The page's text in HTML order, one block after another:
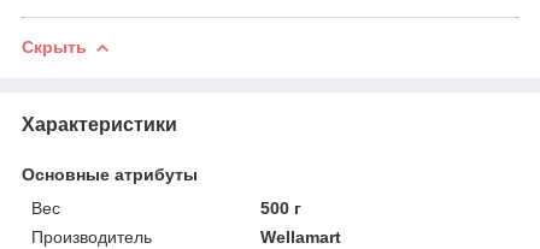
Скрыть
Характеристики
Основные атрибуты
Вес
500 г
Производитель
Wellamart